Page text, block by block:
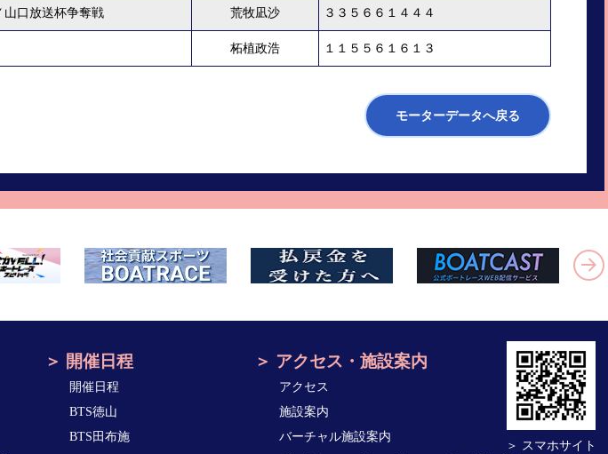
山口放送杯争奪戦 荒牧凪沙 ３３５６６１４４４
柘植政浩 １１５５６１６１３
モーターデータへ戻る
開催日程
開催日程
BTS徳山
BTS田布施
アクセス・施設案内
アクセス
施設案内
バーチャル施設案内
＞ スマホサイト